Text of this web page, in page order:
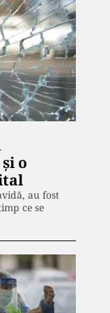
o
au fost
ce se